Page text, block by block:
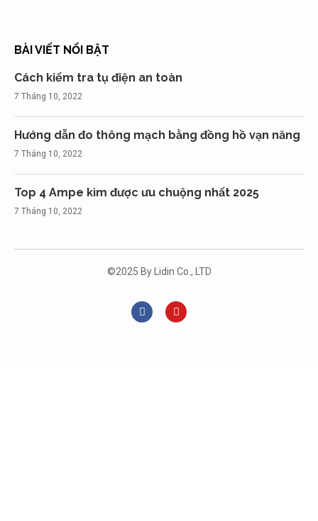
BÀI VIẾT NỔI BẬT
Cách kiểm tra tụ điện an toàn
7 Tháng 10, 2022
Hướng dẫn đo thông mạch bằng đồng hồ vạn năng
7 Tháng 10, 2022
Top 4 Ampe kìm được ưu chuộng nhất 2025
7 Tháng 10, 2022
©2025 By Lidin Co., LTD